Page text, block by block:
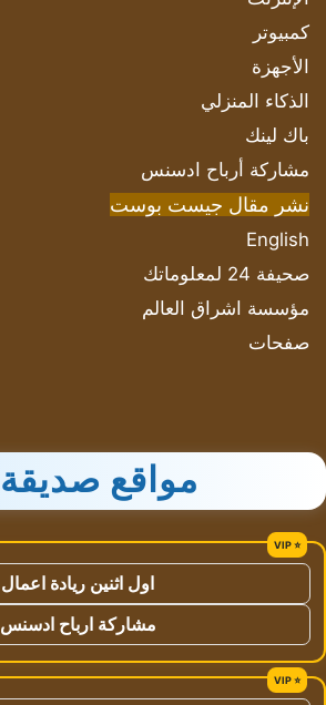
كمبيوتر
الأجهزة
الذكاء المنزلي
باك لينك
مشاركة أرباح ادسنس
نشر مقال جيست بوست
English
صحيفة 24 لمعلوماتك
مؤسسة اشراق العالم
صفحات
مواقع صديقة
اول اثنين ريادة اعمال
مشاركة ارباح ادسنس